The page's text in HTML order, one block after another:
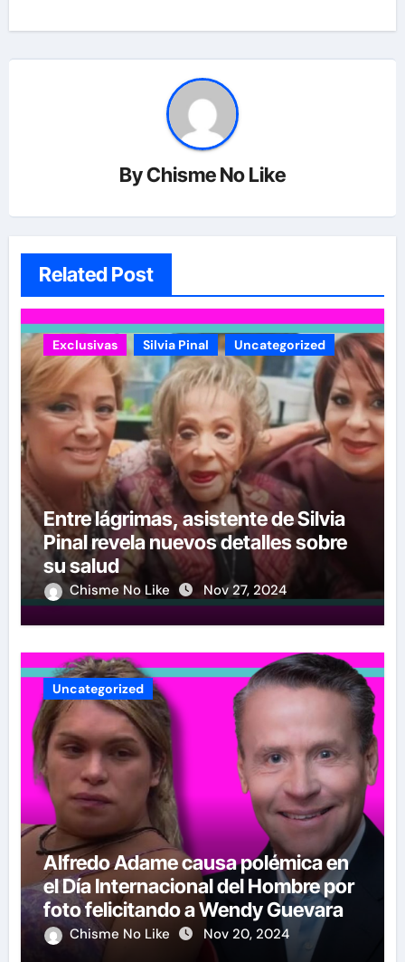
ByChisme No Like
Related Post
Exclusivas Silvia Pinal Uncategorized
Entre lágrimas, asistente de Silvia
Pinal revela nuevos detalles sobre
su salud
Chisme No Like Nov 27, 2024
Uncategorized
Alfredo Adame causa polémica en
el Día Internacional del Hombre por
foto felicitando a Wendy Guevara
Chisme No Like Nov 20, 2024